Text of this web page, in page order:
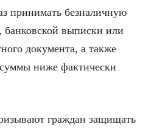
принимать безналичную
банковской выписки или
документа, а также
ниже фактически
граждан защищать